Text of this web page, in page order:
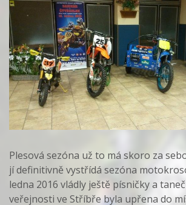
Plesová sezóna už to má skoro za
jí definitivně vystřídá sezóna
ledna 2016 vládly ještě písničky a
veřejnosti ve Stříbře byla upřena do